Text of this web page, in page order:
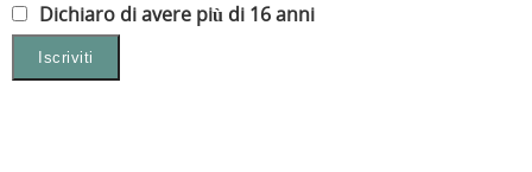
Dichiaro di avere più di 16 anni